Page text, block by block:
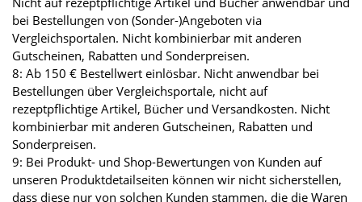
bei Bestellungen von (Sonder-)Angeboten via
Vergleichsportalen. Nicht kombinierbar mit anderen
Gutscheinen, Rabatten und Sonderpreisen.
8: Ab 150 € Bestellwert einlösbar. Nicht anwendbar bei
Bestellungen über Vergleichsportale, nicht auf
rezeptpflichtige Artikel, Bücher und Versandkosten. Nicht
kombinierbar mit anderen Gutscheinen, Rabatten und
Sonderpreisen.
9: Bei Produkt- und Shop-Bewertungen von Kunden auf
unseren Produktdetailseiten können wir nicht sicherstellen,
dass diese nur von solchen Kunden stammen, die die Waren